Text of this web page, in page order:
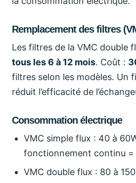
Remplacement des filtres
Les filtres de la VMC double
tous les 6 à 12 mois. Coût :
filtres selon les modèles. Un
réduit l’efficacité de
Consommation électrique
VMC simple flux : 40 à
fonctionnement continu =
VMC double flux : 80 à